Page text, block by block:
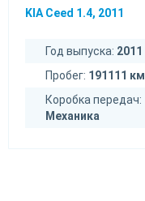
KIA Ceed 1.4, 2011
Год выпуска: 2011
Пробег: 191111 км
Коробка передач:
Механика